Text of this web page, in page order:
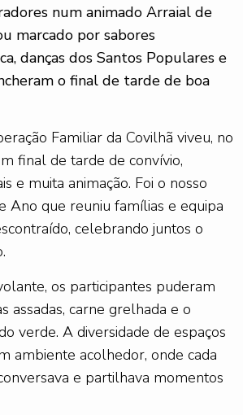
num animado Arraial de
marcado por sabores
danças dos Santos Populares e
o final de tarde de boa
Familiar da Covilhã viveu, no
final de tarde de convívio,
e muita animação. Foi o nosso
Ano que reuniu famílias e equipa
celebrando juntos o
os participantes puderam
assadas, carne grelhada e o
verde. A diversidade de espaços
ambiente acolhedor, onde cada
e partilhava momentos